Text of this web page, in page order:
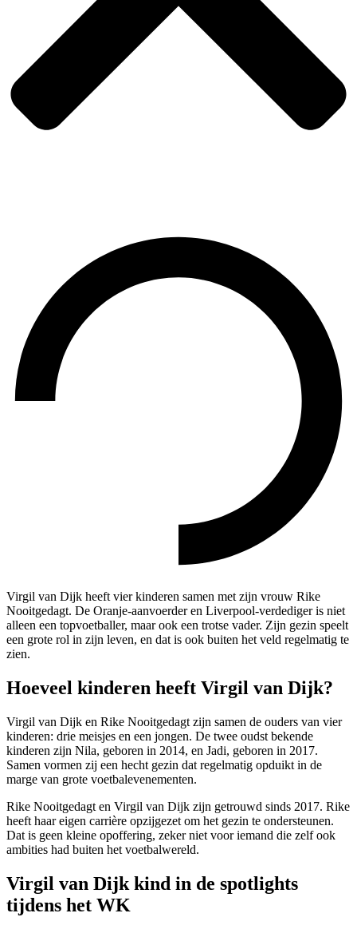
Virgil van Dijk heeft vier kinderen samen met zijn vrouw Rike
Nooitgedagt. De Oranje-aanvoerder en Liverpool-verdediger is niet
alleen een topvoetballer, maar ook een trotse vader. Zijn gezin speelt
een grote rol in zijn leven, en dat is ook buiten het veld regelmatig te
zien.
Hoeveel kinderen heeft Virgil van Dijk?
Virgil van Dijk en Rike Nooitgedagt zijn samen de ouders van vier
kinderen: drie meisjes en een jongen. De twee oudst bekende
kinderen zijn Nila, geboren in 2014, en Jadi, geboren in 2017.
Samen vormen zij een hecht gezin dat regelmatig opduikt in de
marge van grote voetbalevenementen.
Rike Nooitgedagt en Virgil van Dijk zijn getrouwd sinds 2017. Rike
heeft haar eigen carrière opzijgezet om het gezin te ondersteunen.
Dat is geen kleine opoffering, zeker niet voor iemand die zelf ook
ambities had buiten het voetbalwereld.
Virgil van Dijk kind in de spotlights
tijdens het WK